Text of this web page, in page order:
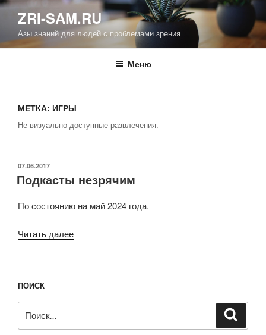
Перейти
содержимому
ZRI-SAM.RU
Азы знаний для людей с проблемами зрения
Меню
МЕТКА: ИГРЫ
Не визуально доступные развлечения.
ОПУБЛИКОВАНО
07.06.2017
Подкасты незрячим
По состоянию на май 2024 года.
Читать далее«Подкасты
ПОИСК